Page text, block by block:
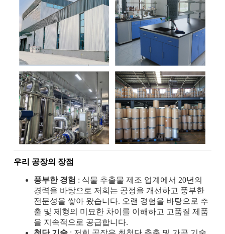
우리 공장의 장점
풍부한 경험 : 식물 추출물 제조 업계에서 20년의
경력을 바탕으로 저희는 공정을 개선하고 풍부한
전문성을 쌓아 왔습니다. 오랜 경험을 바탕으로 추
출 및 제형의 미묘한 차이를 이해하고 고품질 제품
을 지속적으로 공급합니다.